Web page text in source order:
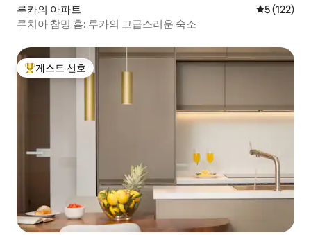
루카의 아파트 평점 5점(5
5 (122)
루치아 참밍 홈: 루카의 고급스러운 숙소
상위 게스트 선호
게스트 선호